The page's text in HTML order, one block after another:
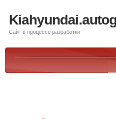
Сайт в процессе разработки